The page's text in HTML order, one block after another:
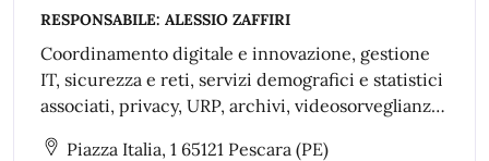
RESPONSABILE: ALESSIO ZAFFIRI
Coordinamento digitale e innovazione, gestione
IT, sicurezza e reti, servizi demografici e statistici
associati, privacy, URP, archivi, videosorveglianza,
protocollo e dematerializzazione documentale.
Piazza Italia, 1 65121 Pescara (PE)